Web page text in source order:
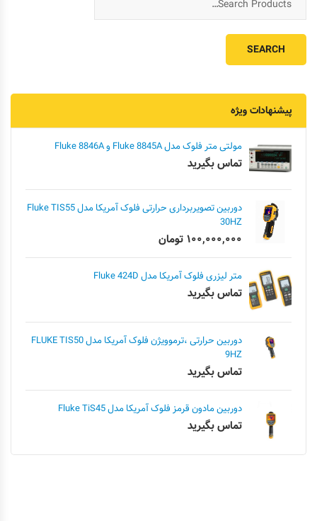
پیشنهادات ویژه
مولتی متر فلوک مدل Fluke 8845A و Fluke 8846A
تماس بگیرید
دوربین تصویربرداری حرارتی فلوک آمریکا مدل Fluke TIS55
30HZ
۱۰۰,۰۰۰,۰۰۰ تومان
متر لیزری فلوک آمریکا مدل Fluke 424D
تماس بگیرید
دوربین حرارتی ،ترموویژن فلوک آمریکا مدل FLUKE TIS50
9HZ
تماس بگیرید
دوربین مادون قرمز فلوک آمریکا مدل Fluke TiS45
تماس بگیرید